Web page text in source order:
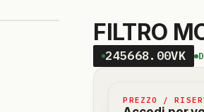
FILTRO
245668.00VK
PREZZO /